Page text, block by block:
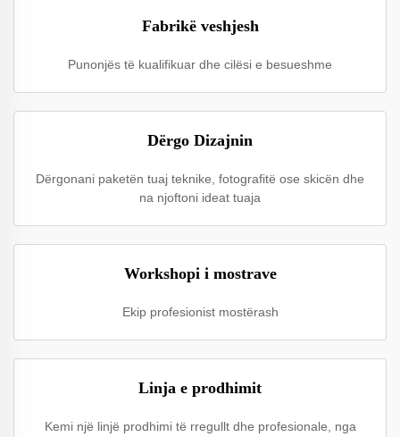
Fabrikë veshjesh
Punonjës të kualifikuar dhe cilësi e besueshme
Dërgo Dizajnin
Dërgonani paketën tuaj teknike, fotografitë ose skicën dhe
na njoftoni ideat tuaja
Workshopi i mostrave
Ekip profesionist mostërash
Linja e prodhimit
Kemi një linjë prodhimi të rregullt dhe profesionale, nga